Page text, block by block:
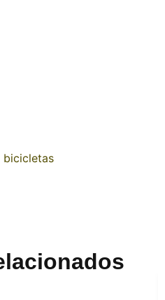
bicicletas